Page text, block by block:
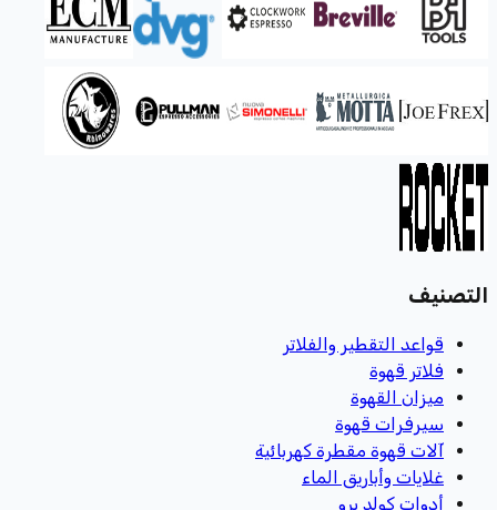
التصنيف
قواعد التقطير والفلاتر
فلاتر قهوة
ميزان القهوة
سيرفرات قهوة
آلات قهوة مقطرة كهربائية
غلايات وأباريق الماء
أدوات كولد برو